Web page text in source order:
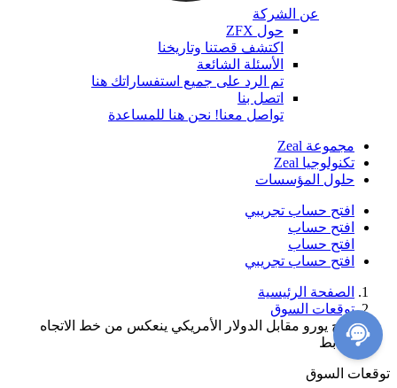
عن الشركة
حول ZFX
اكتشف قصتنا وتاريخنا
الأسئلة الشائعة
تم الرد على جميع استفساراتك هنا
اتصل بنا
تواصل معنا! نحن هنا للمساعدة
مجموعة Zeal
تكنولوجيا Zeal
حلول المؤسسات
افتح حساب تجريبي
افتح حساب
افتح حساب
افتح حساب تجريبي
الصفحة الرئيسية
توقعات السوق
زوج يورو مقابل الدولار الأمريكي ينعكس من خط الاتجاه
الهابط
توقعات السوق